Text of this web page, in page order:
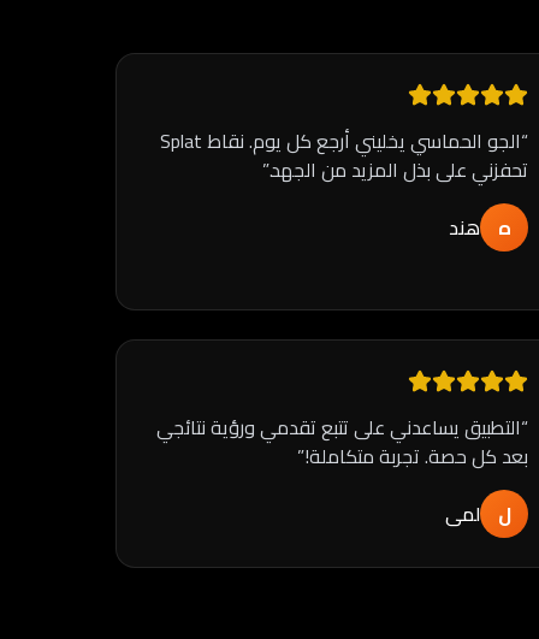
“
الجو الحماسي يخليني أرجع كل يوم. نقاط Splat
تحفزني على بذل المزيد من الجهد.”
ه هند
“التطبيق يساعدني على تتبع تقدمي ورؤية نتائجي
بعد كل حصة. تجربة متكاملة!”
ل لمى